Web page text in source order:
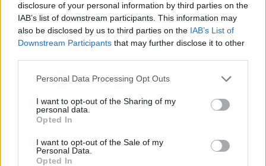
disclosure of your personal information by third parties on the
IAB’s list of downstream participants. This information may
also be disclosed by us to third parties on the IAB’s List of
Downstream Participants that may further disclose it to other
Please note that this website/app uses one or more Google
not limited to your visit or usage behaviour. You may click to
grant or deny consent to Google and its third-party tags to
use your data for below specified purposes in below Google
consent section.
Personal Data Processing Opt Outs
I want to opt-out of the Sharing of my
personal data.
Opted In
I want to opt-out of the Sale of my
Personal Data.
Opted In
Αν τα χάσατε